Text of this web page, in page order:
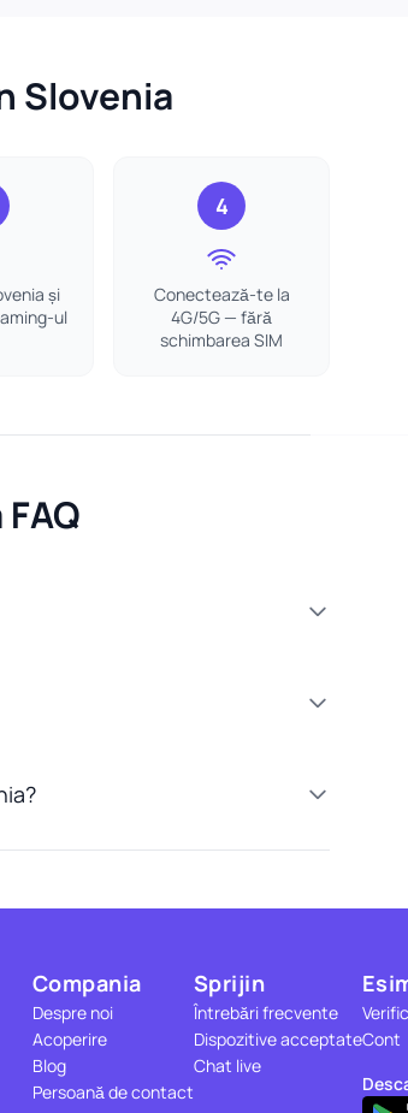
Slovenia
și
ul
4
Conectează-te la
4G/5G — fără
schimbarea SIM
Compania
Despre noi
Acoperire
Blog
Persoană de contact
Sprijin
Întrebări frecvente
Dispozitive acceptate
Chat live
Cont